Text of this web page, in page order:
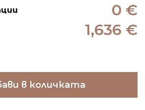
0 €
1,636 €
в количката